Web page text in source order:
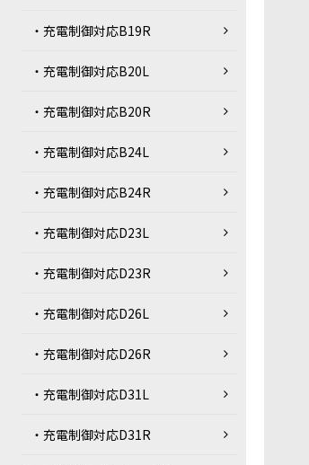
・充電制御対応B19R
・充電制御対応B20L
・充電制御対応B20R
・充電制御対応B24L
・充電制御対応B24R
・充電制御対応D23L
・充電制御対応D23R
・充電制御対応D26L
・充電制御対応D26R
・充電制御対応D31L
・充電制御対応D31R